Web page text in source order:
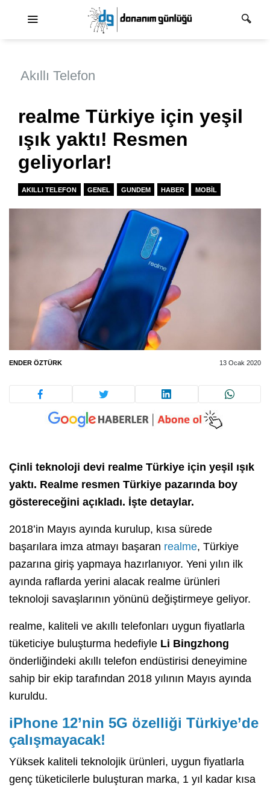
Akıllı Telefon
realme Türkiye için yeşil
ışık yaktı! Resmen
geliyorlar!
AKILLI TELEFON GENEL GUNDEM HABER MOBIL
ENDER ÖZTÜRK 13 Ocak 2020
Çinli teknoloji devi realme Türkiye için yeşil ışık
yaktı. Realme resmen Türkiye pazarında boy
göstereceğini açıkladı. İşte detaylar.
2018’in Mayıs ayında kurulup, kısa sürede
başarılara imza atmayı başaran realme, Türkiye
pazarına giriş yapmaya hazırlanıyor. Yeni yılın ilk
ayında raflarda yerini alacak realme ürünleri
teknoloji savaşlarının yönünü değiştirmeye geliyor.
realme, kaliteli ve akıllı telefonları uygun fiyatlarla
tüketiciye buluşturma hedefiyle Li Bingzhong
önderliğindeki akıllı telefon endüstirisi deneyimine
sahip bir ekip tarafından 2018 yılının Mayıs ayında
kuruldu.
iPhone 12’nin 5G özelliği Türkiye’de
çalışmayacak!
Yüksek kaliteli teknolojik ürünleri, uygun fiyatlarla
genç tüketicilerle buluşturan marka, 1 yıl kadar kısa